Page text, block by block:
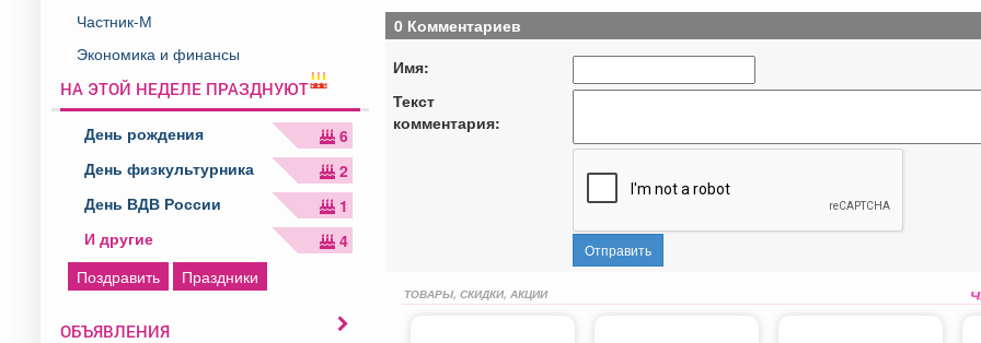
Частник-М
Экономика и финансы
НА ЭТОЙ НЕДЕЛЕ ПРАЗДНУЮТ
День рождения
6
День физкультурника
2
День ВДВ России
1
И другие
4
Поздравить
Праздники
ОБЪЯВЛЕНИЯ
0 Комментариев
Имя:
Текст
комментария:
Отправить
ТОВАРЫ, СКИДКИ, АКЦИИ